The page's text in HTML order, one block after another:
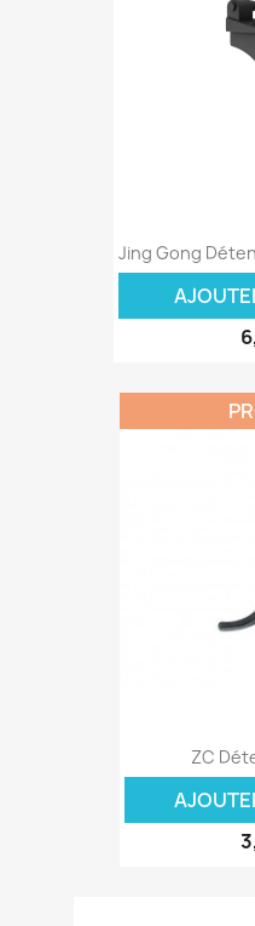
Jing Gong
ZC